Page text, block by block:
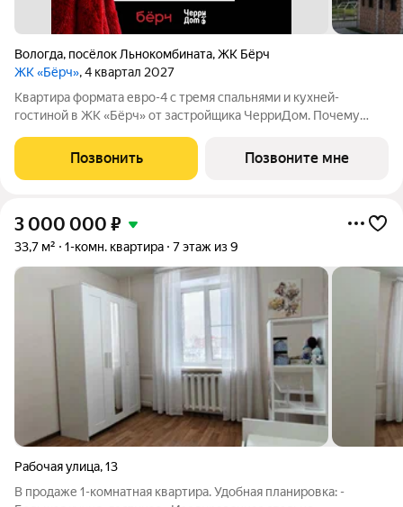
Вологда, посёлок Льнокомбината,ЖК Бёрч
ЖК «Бёрч», 4 квартал 2027
Квартира формата евро-4 с тремя спальнями и кухней-
гостиной в ЖК «Бёрч» от застройщика ЧерриДом. Почему
члена семьи своё пространство: дети не делят комнату, у
родителей есть своя зона отдыха.
Позвонить Позвоните мне
3 000 000 ₽
33,7 м² 1-комн. квартира 7 этаж из 9
Рабочая улица,13
В продаже 1-комнатная квартира. Удобная планировка: -